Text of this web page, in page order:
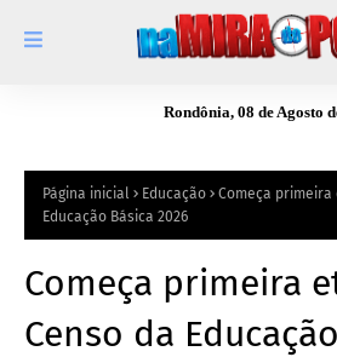
Rondônia, 08 de Agosto
Página inicial Educação
Começa primeira
Educação Básica 2026
Começa primeira
Censo da